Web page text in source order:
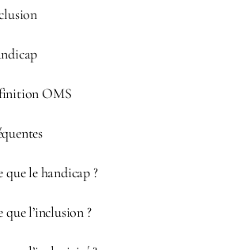
OMS
que le handicap ?
que l’inclusion ?